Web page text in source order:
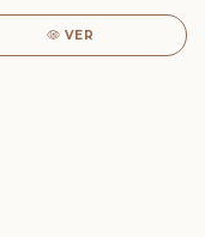
VER